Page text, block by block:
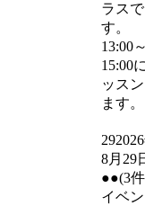
ラスで
す。
13:00
15:00
ッス
ます。
29
8月29
●●(3
イベ